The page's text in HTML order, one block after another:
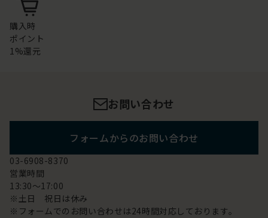
購入時
ポイント
1%還元
お問い合わせ
フォームからのお問い合わせ
03-6908-8370
営業時間
13:30～17:00
※土日 祝日は休み
※フォームでのお問い合わせは24時間対応しております。